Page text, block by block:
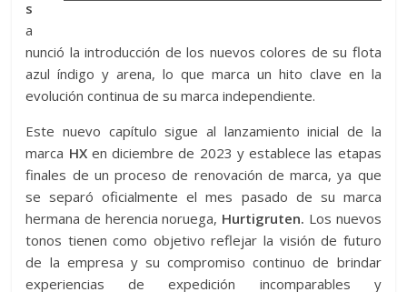
s
a
nunció la introducción de los nuevos colores de su flota
azul índigo y arena, lo que marca un hito clave en la
evolución continua de su marca independiente.
Este nuevo capítulo sigue al lanzamiento inicial de la
marca HXen diciembre de 2023 y establece las etapas
finales de un proceso de renovación de marca, ya que
se separó oficialmente el mes pasado de su marca
hermana de herencia noruega, Hurtigruten. Los nuevos
tonos tienen como objetivo reflejar la visión de futuro
de la empresa y su compromiso continuo de brindar
experiencias de expedición incomparables y